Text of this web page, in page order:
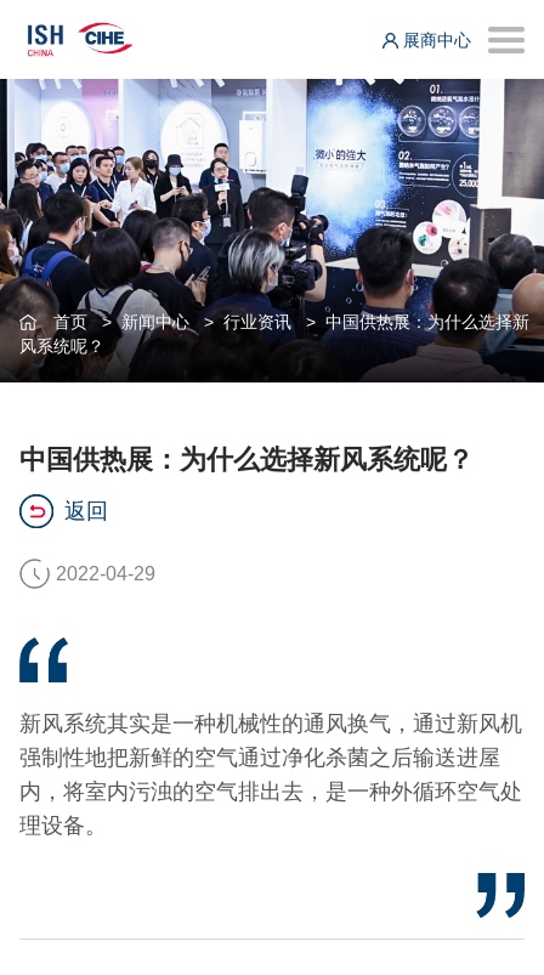
展商中心
首页>新闻中心>行业资讯> 中国供热展：为什么选择新
风系统呢？
中国供热展：为什么选择新风系统呢？
返回
2022-04-29
新风系统其实是一种机械性的通风换气，通过新风机
强制性地把新鲜的空气通过净化杀菌之后输送进屋
内，将室内污浊的空气排出去，是一种外循环空气处
理设备。